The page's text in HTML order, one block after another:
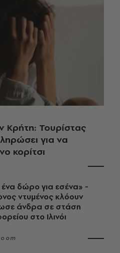
Κρήτη: Τουρίστας
για να
κορίτσι
δώρο για εσένα» -
ντυμένος κλόουν
άνδρα σε στάση
στο Ιλινόι